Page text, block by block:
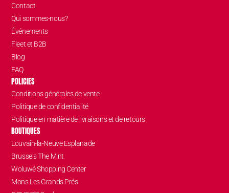
Contact
Qui sommes-nous?
Événements
Fleet et B2B
Blog
FAQ
POLICIES
Conditions générales de vente
Politique de confidentialité
Politique en matière de livraisons et de retours
BOUTIQUES
Louvain-la-Neuve Esplanade
Brussels The Mint
Woluwé Shopping Center
Mons Les Grands Prés